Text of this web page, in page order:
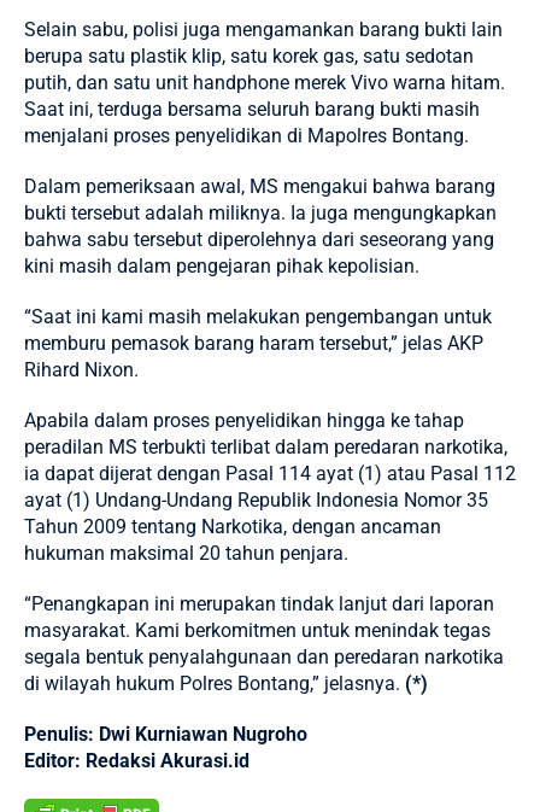
Selain sabu, polisi juga mengamankan barang bukti lain
berupa satu plastik klip, satu korek gas, satu sedotan
putih, dan satu unit handphone merek Vivo warna hitam.
Saat ini, terduga bersama seluruh barang bukti masih
menjalani proses penyelidikan di Mapolres Bontang.
Dalam pemeriksaan awal, MS mengakui bahwa barang
bukti tersebut adalah miliknya. Ia juga mengungkapkan
bahwa sabu tersebut diperolehnya dari seseorang yang
kini masih dalam pengejaran pihak kepolisian.
“Saat ini kami masih melakukan pengembangan untuk
memburu pemasok barang haram tersebut,” jelas AKP
Rihard Nixon.
Apabila dalam proses penyelidikan hingga ke tahap
peradilan MS terbukti terlibat dalam peredaran narkotika,
ia dapat dijerat dengan Pasal 114 ayat (1) atau Pasal 112
ayat (1) Undang-Undang Republik Indonesia Nomor 35
Tahun 2009 tentang Narkotika, dengan ancaman
hukuman maksimal 20 tahun penjara.
“Penangkapan ini merupakan tindak lanjut dari laporan
masyarakat. Kami berkomitmen untuk menindak tegas
segala bentuk penyalahgunaan dan peredaran narkotika
di wilayah hukum Polres Bontang,” jelasnya. (*)
Penulis: Dwi Kurniawan Nugroho
Editor: Redaksi Akurasi.id